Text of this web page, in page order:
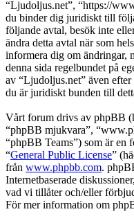
“Ljudoljus.net”, “https://
du binder dig juridiskt till
följande avtal, besök inte
ändra detta avtal när som
informera dig om ändringar,
denna sida regelbundet på
av “Ljudoljus.net” även
du är juridiskt bunden till
Vårt forum drivs av phpBB
“phpBB mjukvara”,
“phpBB Teams”) som är en
“General Public License”
från www.phpbb.com.
Internetbaserade
vad vi tillåter och/eller
För mer information om